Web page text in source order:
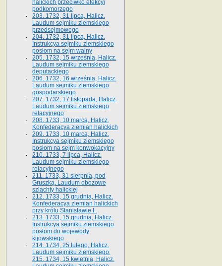
halickich przeciwko elekcyi
podkomorzego
203. 1732, 31 lipca, Halicz.
Laudum sejmiku ziemskiego
przedsejmowego
204. 1732, 31 lipca, Halicz.
Instrukcya sejmiku ziemskiego
posłom na sejm walny
205. 1732, 15 września, Halicz.
Laudum sejmiku ziemskiego
deputackiego
206. 1732, 16 września, Halicz.
Laudum sejmiku ziemskiego
gospodarskiego
207. 1732, 17 listopada, Halicz.
Laudum sejmiku ziemskiego
relacyjnego
208. 1733, 10 marca, Halicz.
Konfederacya ziemian halickich­
209. 1733, 10 marca, Halicz.
Instrukcya sejmiku ziemskiego
posłom na sejm konwokacyjny
210. 1733, 7 lipca, Halicz.
Laudum sejmiku ziemskiego
relacyjnego
211. 1733, 31 sierpnia, pod
Gruszką. Laudum obozowe
szlachty halickiej
212. 1733, 15 grudnia, Halicz.
Konfederacya ziemian halickich
przy królu Stanisławie I .
213. 1733, 15 grudnia, Halicz.
Instrukcya sejmiku ziemskiego
posłom do wojewody
kijowskiego
214. 1734, 25 lutego, Halicz.
Laudum sejmiku ziemskiego.
215. 1734, 15 kwietnia, Halicz.